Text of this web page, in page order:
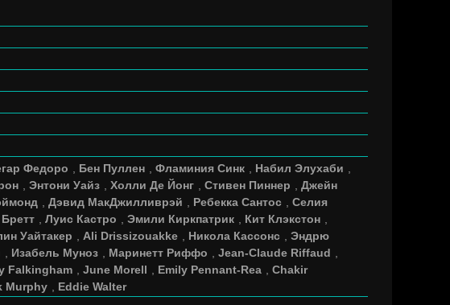
Федоро Бен Пуллен Фламиния Синк Набил Элухаби
Энтони Уайз Холли Де Йонг Стивен Пиннер
Джейн
Дэвид МакДжилливрэй Ребекка Сантос
Селия
Луис Кастро Эмили Киркпатрик Кит Клэкстон
Уайтакер Ali Drissizouakke Никола Кассонс
Эндрю
Изабель Муноз Маринетт Риффо Jean-Claude Riffaud
Falkingham June Morell Emily Pennant-Rea
Chakir
Murphy
Eddie Walter